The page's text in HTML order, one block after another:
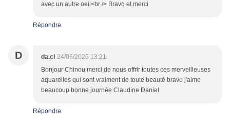
avec un autre oeil<br /> Bravo et merci
Répondre
D da.cl 24/06/2026 13:21
Bonjour Chinou merci de nous offrir toutes ces merveilleuses
aquarelles qui sont vraiment de toute beauté bravo j'aime
beaucoup bonne journée Claudine Daniel
Répondre